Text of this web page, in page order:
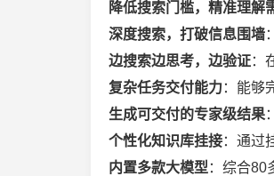
降低搜索门槛，精准理解
深度搜索，打破信息围墙
边搜索边思考，边验证：
复杂任务交付能力：能够
生成可交付的专家级结果
个性化知识库挂接：通过
内置多款大模型 ：综合80